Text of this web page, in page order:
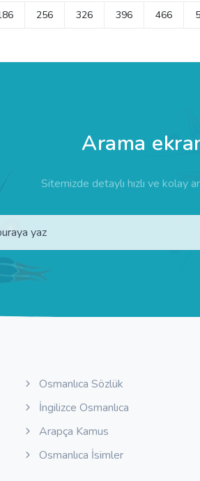
256 326 396 466
Arama
Sitemizde detaylı hızlı ve kolay
Osmanlıca Sözlük
İngilizce Osmanlıca
Arapça Kamus
Osmanlıca İsimler